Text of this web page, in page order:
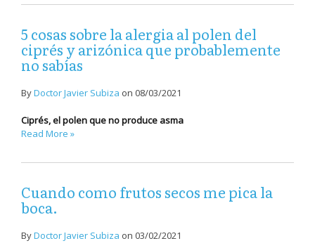
5 cosas sobre la alergia al polen del
ciprés y arizónica que probablemente
no sabías
ByDoctor Javier Subiza on 08/03/2021
Ciprés, el polen que no produce asma
Read More »
Cuando como frutos secos me pica la
boca.
ByDoctor Javier Subiza on 03/02/2021